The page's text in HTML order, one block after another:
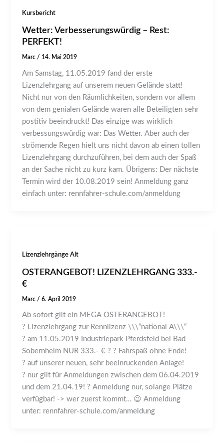
Kursbericht
Wetter: Verbesserungswürdig – Rest:
PERFEKT!
Marc / 14. Mai 2019
Am Samstag, 11.05.2019 fand der erste
Lizenzlehrgang auf unserem neuen Gelände statt!
Nicht nur von den Räumlichkeiten, sondern vor allem
von dem genialen Gelände waren alle Beteiligten sehr
postitiv beeindruckt! Das einzige was wirklich
verbessungswürdig war: Das Wetter. Aber auch der
strömende Regen hielt uns nicht davon ab einen tollen
Lizenzlehrgang durchzuführen, bei dem auch der Spaß
an der Sache nicht zu kurz kam. Übrigens: Der nächste
Termin wird der 10.08.2019 sein! Anmeldung ganz
einfach unter: rennfahrer-schule.com/anmeldung
Lizenzlehrgänge Alt
OSTERANGEBOT! LIZENZLEHRGANG 333.-
€
Marc /6. April 2019
Ab sofort gilt ein MEGA OSTERANGEBOT!
? Lizenzlehrgang zur Rennlizenz \\\“national A\\\“
? am 11.05.2019 Industriepark Pferdsfeld bei Bad
Sobernheim NUR 333.- € ? ? Fahrspaß ohne Ende!
? auf unserer neuen, sehr beeinruckenden Anlage!
? nur gilt für Anmeldungen zwischen dem 06.04.2019
und dem 21.04.19! ? Anmeldung nur, solange Plätze
verfügbar! -> wer zuerst kommt… 😉 Anmeldung
unter: rennfahrer-schule.com/anmeldung